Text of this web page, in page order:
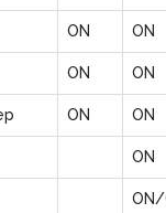
ON ON
ON ON
ON ON
ON
ON/